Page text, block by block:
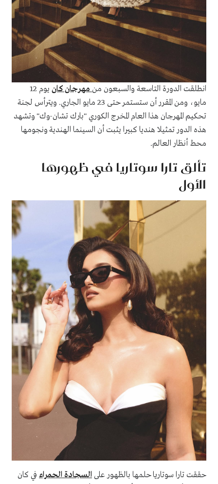
انطلقت الدورة التاسعة والسبعون منمهرجان كان
يوم 12
مايو، ومن المقرر أن ستستمر حتى 23 مايو الجاري. ويترأس لجنة
تحكيم المهرجان هذا العام المخرج الكوري "بارك تشان-وك" وتشهد
هذه الدور تمثيلا هنديا كبيرا يثبت أن السينما الهندية ونجومها
محط أنظار العالم.
تألق تارا سوتاريا في ظهورها
الأول
حققت تارا سوتاريا حلمها بالظهور على السجادة الحمراء في كان